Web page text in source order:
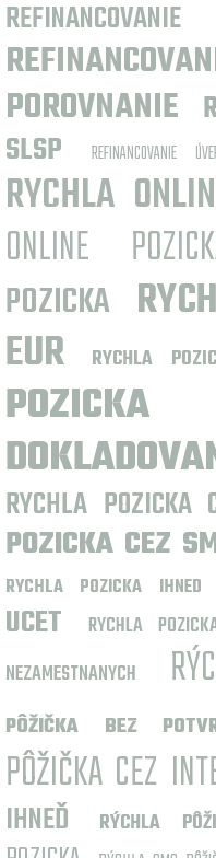
POROVNANIE
SLSP
REFINANCOVANIE
RYCHLA
ONLINE
POZICKA
EUR
RYCHLA
RYCHLA POZICKA
POZICKA CEZ
RYCHLA POZICKA IHNED
UCET
RYCHLA
NEZAMESTNANYCH
PÔŽIČKA BEZ
PÔŽIČKA CEZ
IHNEĎ
RÝCHLA